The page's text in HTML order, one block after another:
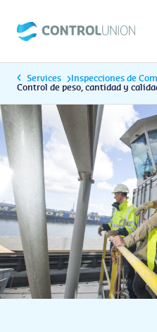
Services
Inspecciones de
Control de peso, cantidad y